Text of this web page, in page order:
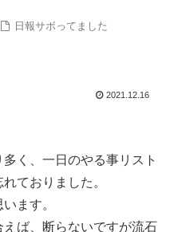
日報サボってました
2021.12.16
く、一日のやる事リスト
ておりました。
ます。
ば、断らないですが流石